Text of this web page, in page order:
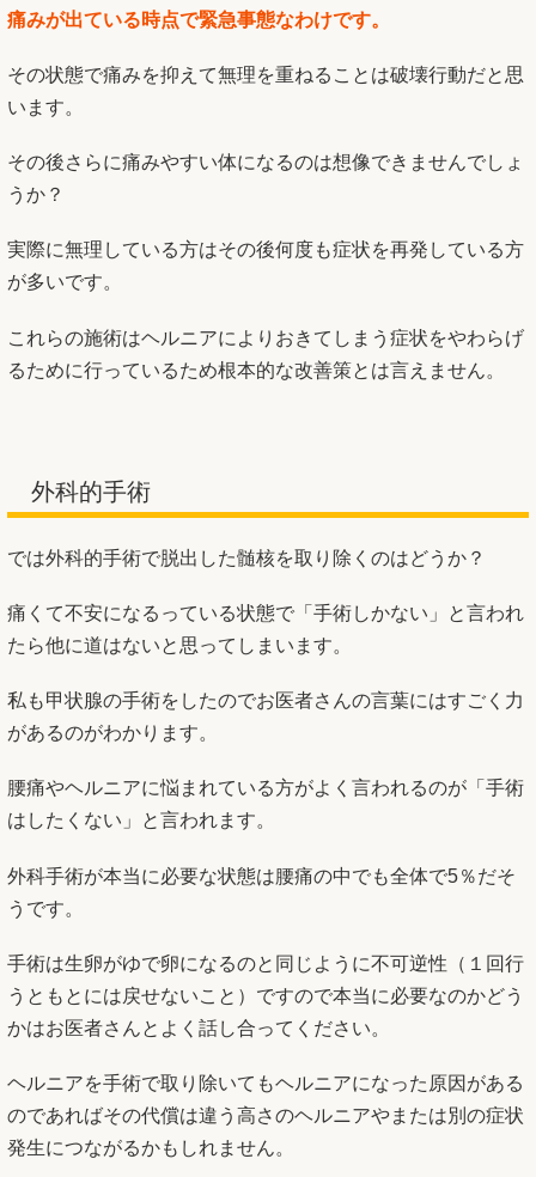
痛みが出ている時点で緊急事態なわけです。
その状態で痛みを抑えて無理を重ねることは破壊行動だと思
います。
その後さらに痛みやすい体になるのは想像できませんでしょ
うか？
実際に無理している方はその後何度も症状を再発している方
が多いです。
これらの施術はヘルニアによりおきてしまう症状をやわらげ
るために行っているため根本的な改善策とは言えません。
外科的手術
では外科的手術で脱出した髄核を取り除くのはどうか？
痛くて不安になるっている状態で「手術しかない」と言われ
たら他に道はないと思ってしまいます。
私も甲状腺の手術をしたのでお医者さんの言葉にはすごく力
があるのがわかります。
腰痛やヘルニアに悩まれている方がよく言われるのが「手術
はしたくない」と言われます。
外科手術が本当に必要な状態は腰痛の中でも全体で5％だそ
うです。
手術は生卵がゆで卵になるのと同じように不可逆性（１回行
うともとには戻せないこと）ですので本当に必要なのかどう
かはお医者さんとよく話し合ってください。
ヘルニアを手術で取り除いてもヘルニアになった原因がある
のであればその代償は違う高さのヘルニアやまたは別の症状
発生につながるかもしれません。